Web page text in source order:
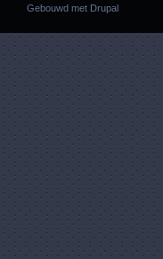
Gebouwd met Drupal